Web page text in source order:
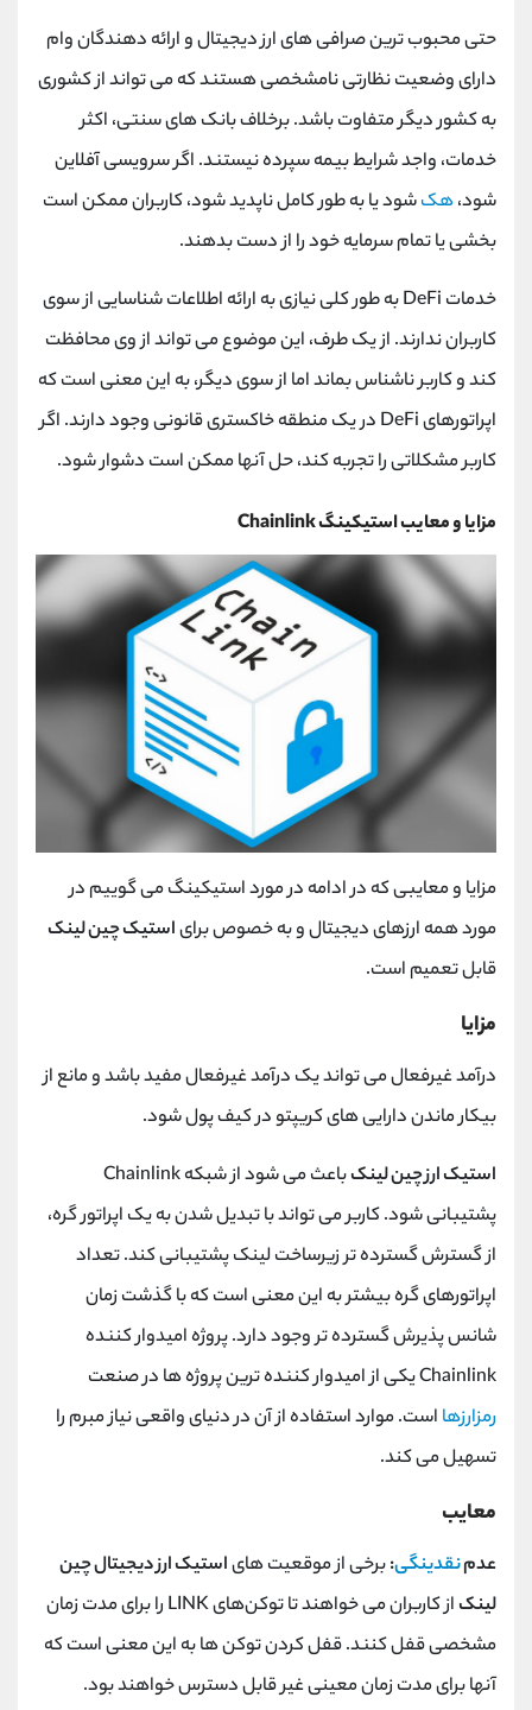
حتی محبوب ترین صرافی های ارز دیجیتال و ارائه دهندگان وام
دارای وضعیت نظارتی نامشخصی هستند که می تواند از کشوری
به کشور دیگر متفاوت باشد. برخلاف بانک های سنتی، اکثر
خدمات، واجد شرایط بیمه سپرده نیستند. اگر سرویسی آفلاین
شود،هکشود یا به طور کامل ناپدید شود، کاربران ممکن است
بخشی یا تمام سرمایه خود را از دست بدهند.
خدمات DeFi به طور کلی نیازی به ارائه اطلاعات شناسایی از سوی
کاربران ندارند. از یک طرف، این موضوع می تواند از وی محافظت
کند و کاربر ناشناس بماند اما از سوی دیگر، به این معنی است که
اپراتورهای DeFi در یک منطقه خاکستری قانونی وجود دارند. اگر
کاربر مشکلاتی را تجربه کند، حل آنها ممکن است دشوار شود.
مزایا و معایب استیکینگ Chainlink
مزایا و معایبی که در ادامه در مورد استیکینگ می گوییم در
مورد همه ارزهای دیجیتال و به خصوص برایاستیک چین لینک
قابل تعمیم است.
مزایا
درآمد غیرفعال می تواند یک درآمد غیرفعال مفید باشد و مانع از
بیکار ماندن دارایی های کریپتو در کیف پول شود.
استیک ارز چین لینک
باعث می شود از شبکه Chainlink
پشتیبانی شود. کاربر می‌ تواند با تبدیل شدن به یک اپراتور گره،
از گسترش گسترده ‌تر زیرساخت لینک پشتیبانی کند. تعداد
اپراتورهای گره بیشتر به این معنی است که با گذشت زمان
شانس پذیرش گسترده ‌تر وجود دارد. پروژه امیدوار کننده
Chainlink یکی از امیدوار کننده ترین پروژه ها در صنعت
رمزارزها است. موارد استفاده از آن در دنیای واقعی نیاز مبرم را
تسهیل می کند.
معایب
عدمنقدینگی:برخی از موقعیت هایاستیک ارز دیجیتال چین
لینک
از کاربران می‌ خواهند تا توکن‌های LINK را برای مدت زمان
مشخصی قفل کنند. قفل کردن توکن ها به این معنی است که
آنها برای مدت زمان معینی غیر قابل دسترس خواهند بود.